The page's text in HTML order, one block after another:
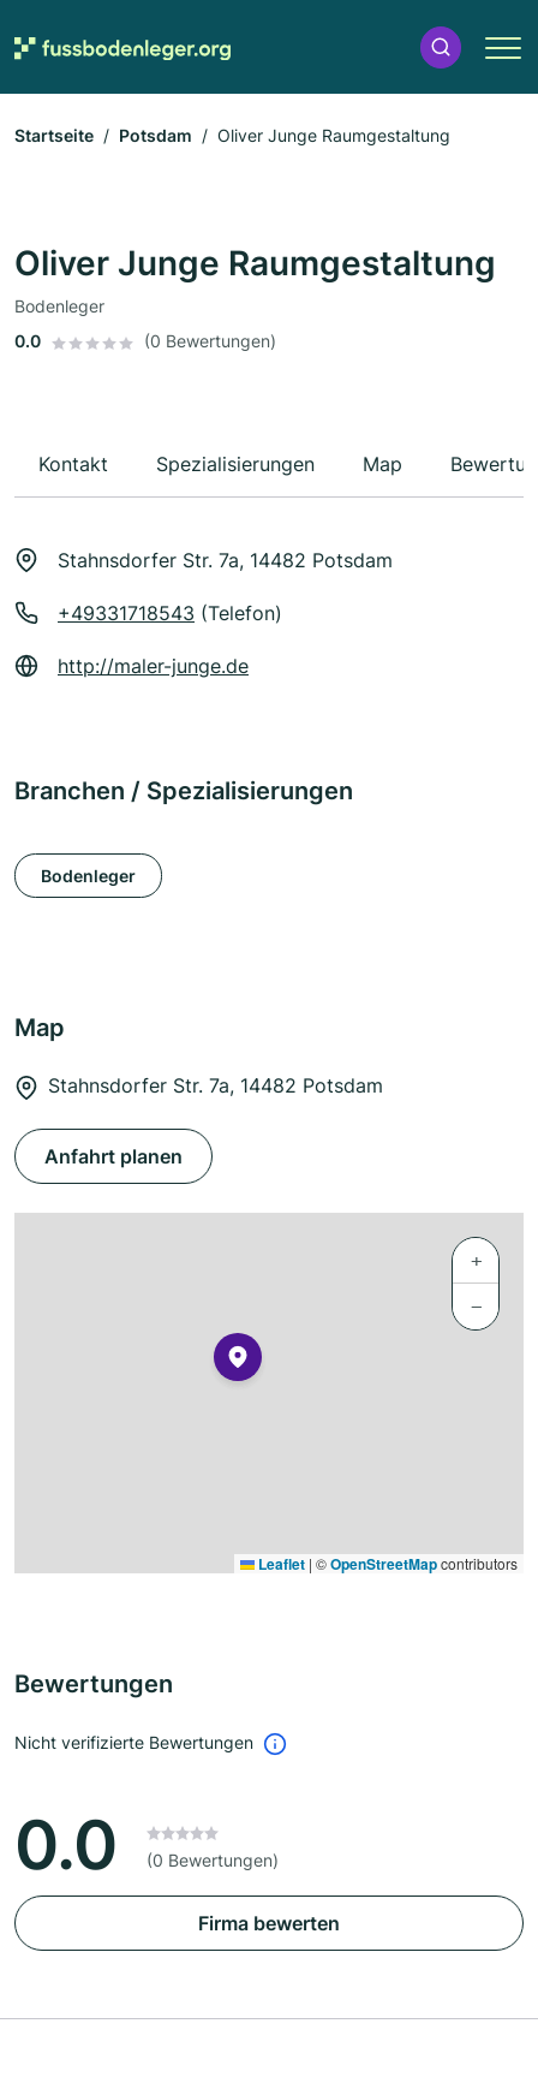
Startseite Potsdam Oliver Junge Raumgestaltung
Oliver Junge Raumgestaltung
Bodenleger
0.0
(0 Bewertungen)
Kontakt Spezialisierungen Map
Stahnsdorfer Str. 7a, 14482 Potsdam
+49331718543 (Telefon)
http://maler-junge.de
Branchen / Spezialisierungen
Bodenleger
Map
Stahnsdorfer Str. 7a, 14482 Potsdam
Anfahrt planen
+
−
Leaflet | ©OpenStreetMapcontributors
Bewertungen
Nicht verifizierte Bewertungen
0.0 (0 Bewertungen)
Firma bewerten